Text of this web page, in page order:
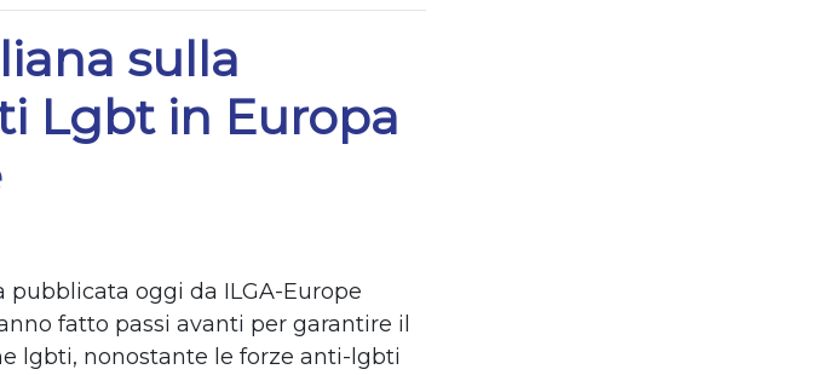
sulla
Lgbt in Europa
oggi da ILGA-Europe
fatto passi avanti per garantire il
lgbti, nonostante le forze anti-lgbti